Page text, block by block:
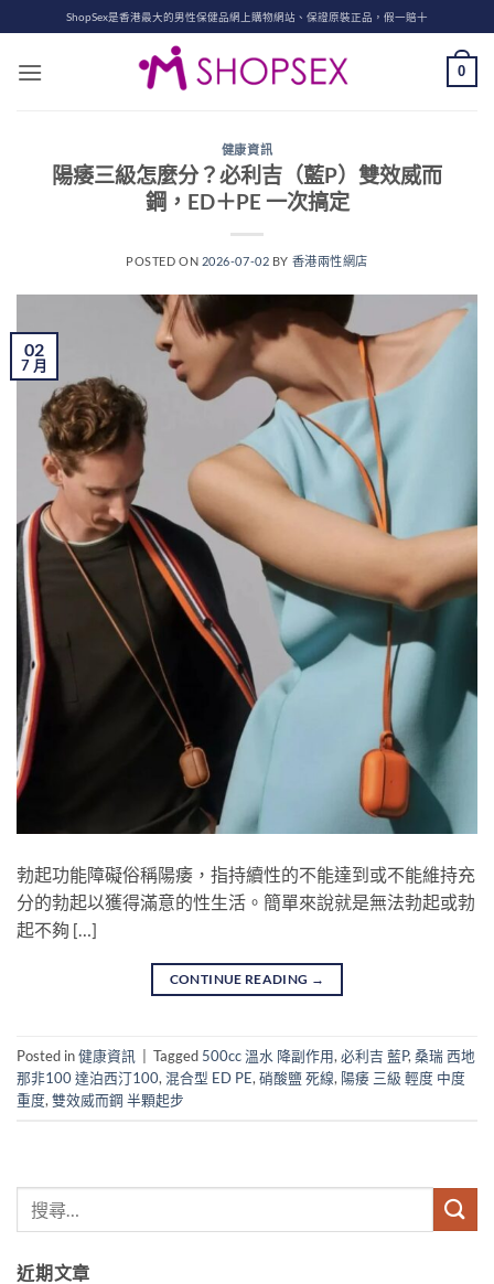
to
content
ShopSex是香港最大的男性保健品網上購物網站、保證原裝正品，假一賠十
0
健康資訊
陽痿三級怎麼分？必利吉（藍P）雙效威而
鋼，ED＋PE 一次搞定
POSTED ON 2026-07-02 BY 香港兩性網店
02
7 月
勃起功能障礙俗稱陽痿，指持續性的不能達到或不能維持充
分的勃起以獲得滿意的性生活。簡單來說就是無法勃起或勃
起不夠 […]
CONTINUE READING →
Posted in健康資訊 Tagged 500cc 溫水 降副作用, 必利吉 藍P, 桑瑞 西地
那非100 達泊西汀100, 混合型 ED PE, 硝酸鹽 死線, 陽痿 三級 輕度 中度
重度, 雙效威而鋼 半顆起步
近期文章